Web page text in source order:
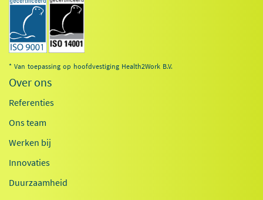
* Van toepassing op hoofdvestiging Health2Work B.V.
Over ons
Referenties
Ons team
Werken bij
Innovaties
Duurzaamheid